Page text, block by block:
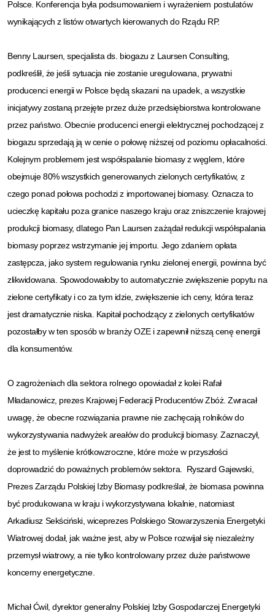
Polsce. Konferencja była podsumowaniem i wyrażeniem postulatów
wynikających z listów otwartych kierowanych do Rządu RP.
Benny Laursen, specjalista ds. biogazu z Laursen Consulting,
podkreślił, że jeśli sytuacja nie zostanie uregulowana, prywatni
producenci energii w Polsce będą skazani na upadek, a wszystkie
inicjatywy zostaną przejęte przez duże przedsiębiorstwa kontrolowane
przez państwo. Obecnie producenci energii elektrycznej pochodzącej z
biogazu sprzedają ją w cenie o połowę niższej od poziomu opłacalności.
Kolejnym problemem jest współspalanie biomasy z węglem, które
obejmuje 80% wszystkich generowanych zielonych certyfikatów, z
czego ponad połowa pochodzi z importowanej biomasy. Oznacza to
ucieczkę kapitału poza granice naszego kraju oraz zniszczenie krajowej
produkcji biomasy, dlatego Pan Laursen zażądał redukcji współspalania
biomasy poprzez wstrzymanie jej importu. Jego zdaniem opłata
zastępcza, jako system regulowania rynku zielonej energii, powinna być
zlikwidowana. Spowodowałoby to automatycznie zwiększenie popytu na
zielone certyfikaty i co za tym idzie, zwiększenie ich ceny, która teraz
jest dramatycznie niska. Kapitał pochodzący z zielonych certyfikatów
pozostałby w ten sposób w branży OZE i zapewnił niższą cenę energii
dla konsumentów.
O zagrożeniach dla sektora rolnego opowiadał z kolei Rafał
Mładanowicz, prezes Krajowej Federacji Producentów Zbóż. Zwracał
uwagę, że obecne rozwiązania prawne nie zachęcają rolników do
wykorzystywania nadwyżek areałów do produkcji biomasy. Zaznaczył,
że jest to myślenie krótkowzroczne, które może w przyszłości
doprowadzić do poważnych problemów sektora. Ryszard Gajewski,
Prezes Zarządu Polskiej Izby Biomasy podkreślał, że biomasa powinna
być produkowana w kraju i wykorzystywana lokalnie, natomiast
Arkadiusz Sekściński, wiceprezes Polskiego Stowarzyszenia Energetyki
Wiatrowej dodał, jak ważne jest, aby w Polsce rozwijał się niezależny
przemysł wiatrowy, a nie tylko kontrolowany przez duże państwowe
koncerny energetyczne.
Michał Ćwil, dyrektor generalny Polskiej Izby Gospodarczej Energetyki